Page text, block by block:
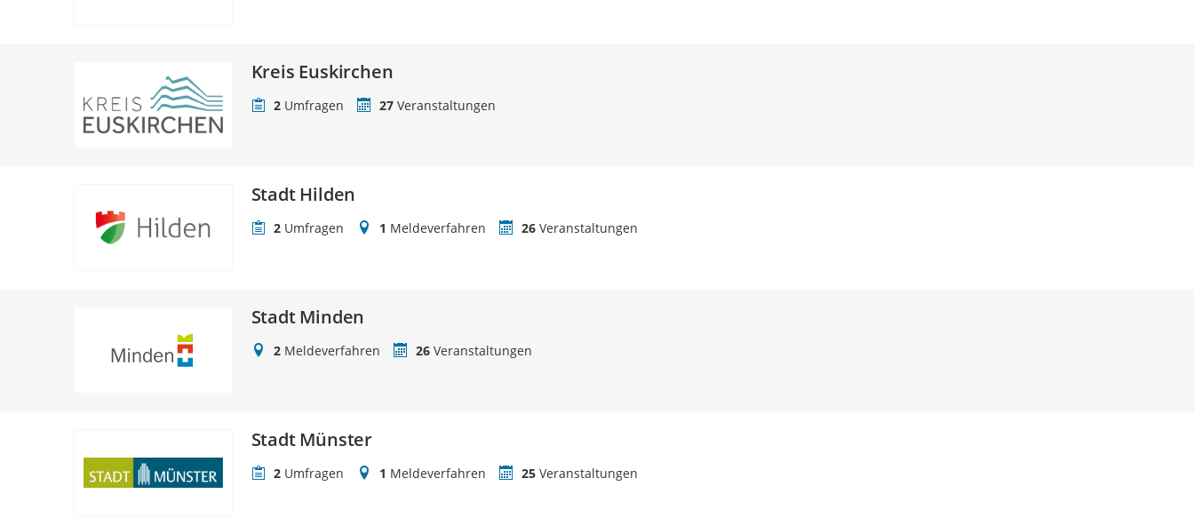
Kreis Euskirchen
2 Umfragen 27 Veranstaltungen
Stadt Hilden
2 Umfragen 1 Meldeverfahren 26 Veranstaltungen
Stadt Minden
2 Meldeverfahren 26 Veranstaltungen
Stadt Münster
2 Umfragen 1 Meldeverfahren 25 Veranstaltungen